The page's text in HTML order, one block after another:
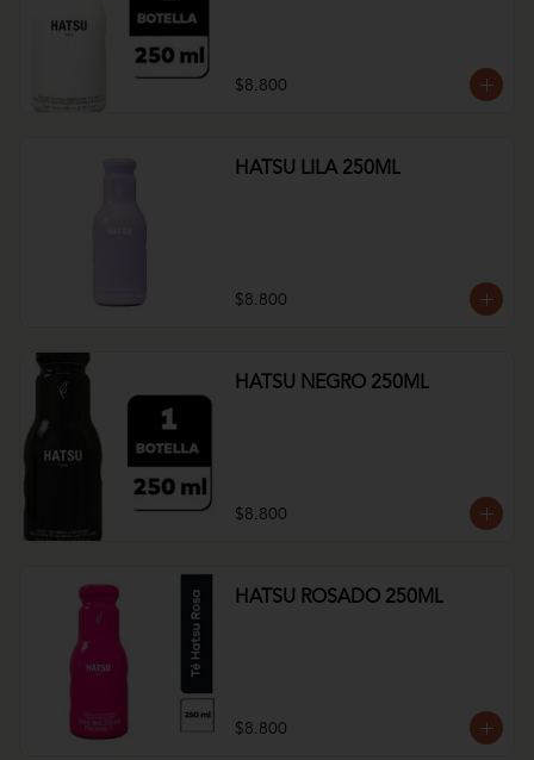
$8.800
HATSU LILA 250ML
$8.800
HATSU NEGRO 250ML
$8.800
HATSU ROSADO 250ML
$8.800